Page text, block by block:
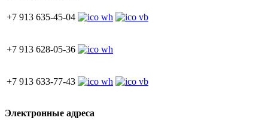
+7 913 635-45-04
+7 913 628-05-36
+7 913 633-77-43
Электронные адреса